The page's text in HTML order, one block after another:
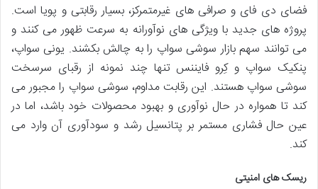
فضای دی فای و صرافی های غیرمتمرکز، بسیار رقابتی و پویا است.
پروژه های جدید با ویژگی های نوآورانه به سرعت ظهور می کنند و
می توانند سهم بازار سوشی سواپ را به چالش بکشند. یونی سواپ،
پنکیک سواپ و کِرو فایننس تنها چند نمونه از رقبای سرسخت
سوشی سواپ هستند. این رقابت مداوم، سوشی سواپ را مجبور می
کند تا همواره در حال نوآوری و بهبود محصولات خود باشد، اما در
عین حال فشاری مستمر بر پتانسیل رشد و سودآوری آن وارد می
کند.
ریسک های امنیتی